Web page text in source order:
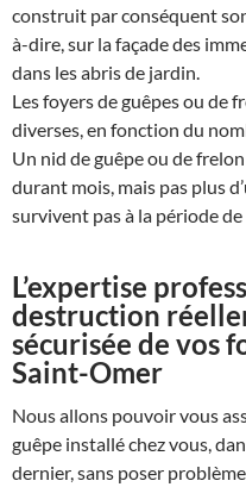
construit par conséquent
à-dire, sur la façade des
dans les abris de jardin.
Les foyers de guêpes ou de
diverses, en fonction du
Un nid de guêpe ou de
durant mois, mais pas plus
survivent pas à la période de
L’expertise
destruction
sécurisée de vos
Saint-Omer
Nous allons pouvoir vous
guêpe installé chez vous,
dernier, sans poser